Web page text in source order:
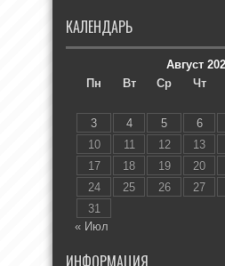
КАЛЕНДАРЬ
Август
Пн
Вт Ср Чт
3
4 5 6
10
11 12 13
17
18 19 20
24
25 26 27
31
« Июл
ИНФОРМАЦИЯ